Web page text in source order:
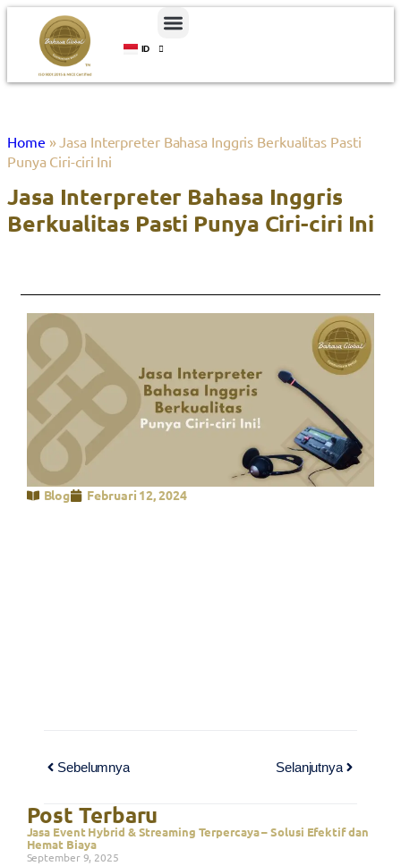
ID
EN
Home »Jasa Interpreter Bahasa Inggris Berkualitas Pasti
Punya Ciri-ciri Ini
Jasa Interpreter Bahasa Inggris
Berkualitas Pasti Punya Ciri-ciri Ini
Blog Februari 12, 2024
Sebelumnya Selanjutnya
Post Terbaru
Jasa Event Hybrid & Streaming Terpercaya – Solusi Efektif dan
Hemat Biaya
September 9, 2025